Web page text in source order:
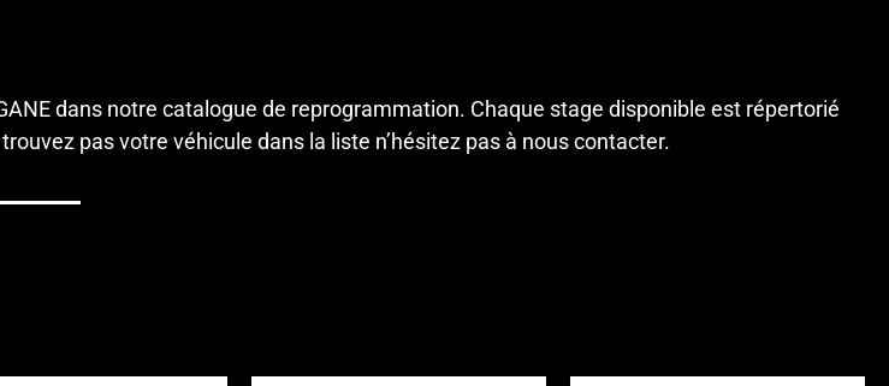
dans notre catalogue de reprogrammation. Chaque stage disponible est répertorié
pas votre véhicule dans la liste n’hésitez pas à nous contacter.